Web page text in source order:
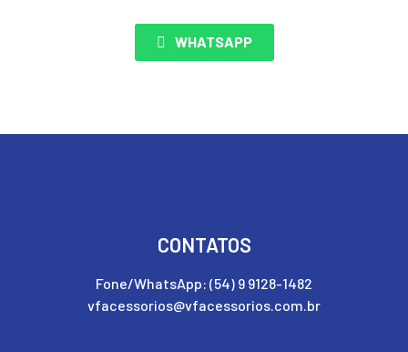
WHATSAPP
CONTATOS
Fone/WhatsApp: (54) 9 9128-1482
vfacessorios@vfacessorios.com.br